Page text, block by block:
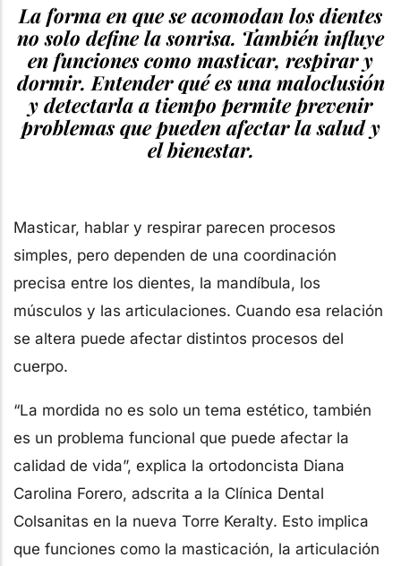
La forma en que se acomodan los dientes
no solo define la sonrisa. También influye
en funciones como masticar, respirar y
dormir. Entender qué es una maloclusión
y detectarla a tiempo permite prevenir
problemas que pueden afectar la salud y
el bienestar.
Masticar, hablar y respirar parecen procesos
simples, pero dependen de una coordinación
precisa entre los dientes, la mandíbula, los
músculos y las articulaciones. Cuando esa relación
se altera puede afectar distintos procesos del
cuerpo.
“La mordida no es solo un tema estético, también
es un problema funcional que puede afectar la
calidad de vida”, explica la ortodoncista Diana
Carolina Forero, adscrita a la Clínica Dental
Colsanitas en la nueva Torre Keralty. Esto implica
que funciones como la masticación, la articulación